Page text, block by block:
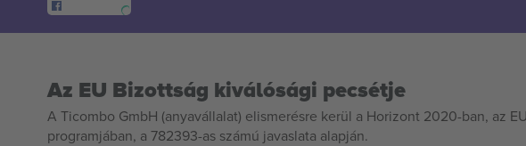
Az EU Bizottság kiválósági pecsétje
A Ticombo GmbH (anyavállalat) elismerésre kerül a Horizont 2020-ban, az
programjában, a 782393-as számú javaslata alapján.